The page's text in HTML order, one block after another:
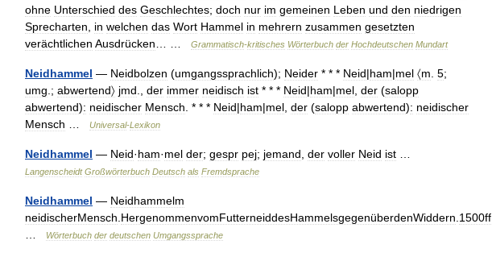
ohne Unterschied des Geschlechtes; doch nur im gemeinen Leben und den niedrigen
Sprecharten
in welchen das Wort Hammel in mehrern zusammen gesetzten
verächtlichen Ausdrücken Grammatisch-kritisches Wörterbuch der Hochdeutschen Mundart
Neidhammel — Neidbolzen (umgangssprachlich); Neider * * * Neid|ham|mel 〈m 5;
umg .; abwertend〉 jmd der immer neidisch ist * * * Neid|ham|mel der (salopp
abwertend): neidischer Mensch . * * * Neid|ham|mel der (salopp abwertend): neidischer
Mensch
Universal-Lexikon
Neidhammel — Neid·ham·mel der; gespr pej; jemand der voller Neid ist
Langenscheidt Großwörterbuch Deutsch als Fremdsprache
Neidhammel — Neidhammelm
neidischerMensch HergenommenvomFutterneiddesHammelsgegenüberdenWiddern 1500ff
Wörterbuch der deutschen Umgangssprache